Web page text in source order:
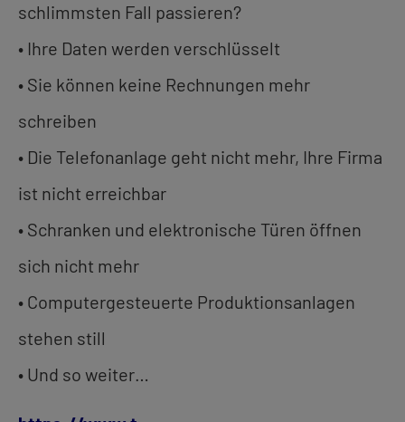
schlimmsten Fall passieren?
• Ihre Daten werden verschlüsselt
• Sie können keine Rechnungen mehr
schreiben
• Die Telefonanlage geht nicht mehr, Ihre Firma
ist nicht erreichbar
• Schranken und elektronische Türen öffnen
sich nicht mehr
• Computergesteuerte Produktionsanlagen
stehen still
• Und so weiter…